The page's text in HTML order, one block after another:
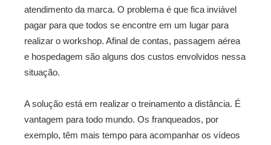
atendimento da marca. O problema é que fica inviável
pagar para que todos se encontre em um lugar para
realizar o workshop. Afinal de contas, passagem aérea
e hospedagem são alguns dos custos envolvidos nessa
situação.
A solução está em realizar o treinamento a distância. É
vantagem para todo mundo. Os franqueados, por
exemplo, têm mais tempo para acompanhar os vídeos